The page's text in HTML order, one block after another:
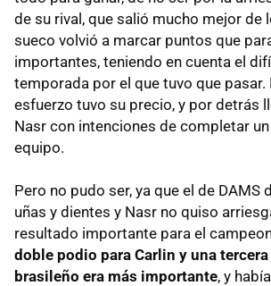
de su rival, que salió mucho mejor de
sueco volvió a marcar puntos que
importantes, teniendo en cuenta el
temporada por el que tuvo que pasar.
esfuerzo tuvo su precio, y por detrás
Nasr con intenciones de completar
equipo.
Pero no pudo ser, ya que el de DAMS
uñas y dientes y Nasr no quiso
resultado importante para el
doble podio para Carlin y una
brasileño era más importante, y